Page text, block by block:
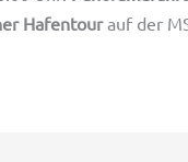
Hafentourauf der